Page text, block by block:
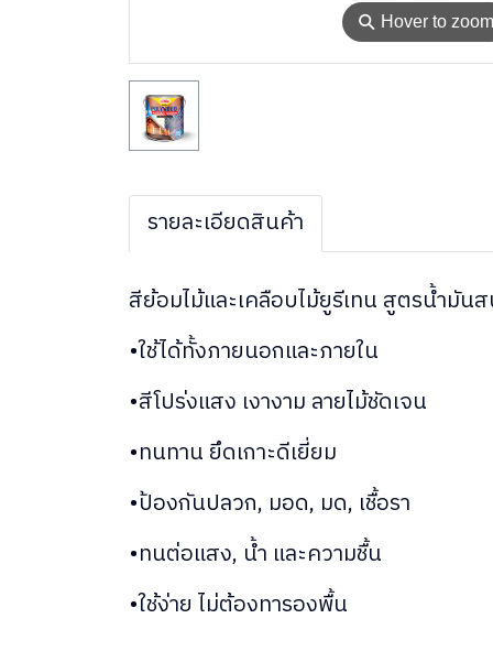
⚲ Hover to zoom
รายละเอียดสินค้า
สีย้อมไม้และเคลือบไม้ยูรีเทน สูตรน้ำมัน
•ใช้ได้ทั้งภายนอกและภายใน
•สีโปร่งแสง เงางาม ลายไม้ชัดเจน
•ทนทาน ยึดเกาะดีเยี่ยม
•ป้องกันปลวก, มอด, มด, เชื้อรา
•ทนต่อแสง, น้ำ และความชื้น
•ใช้ง่าย ไม่ต้องทารองพื้น